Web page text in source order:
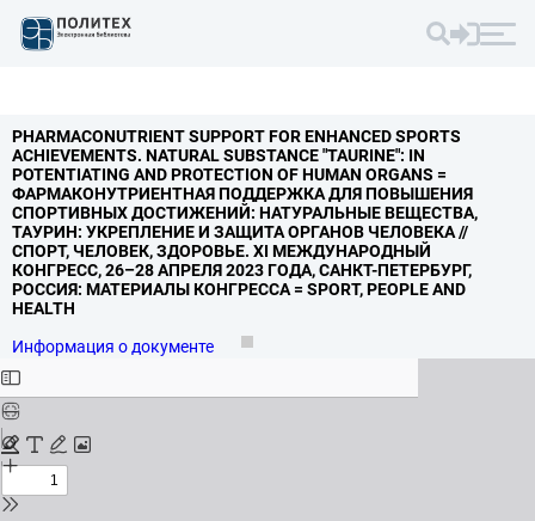
PHARMACONUTRIENT SUPPORT FOR ENHANCED SPORTS
ACHIEVEMENTS. NATURAL SUBSTANCE "TAURINE": IN
POTENTIATING AND PROTECTION OF HUMAN ORGANS =
ФАРМАКОНУТРИЕНТНАЯ ПОДДЕРЖКА ДЛЯ ПОВЫШЕНИЯ
СПОРТИВНЫХ ДОСТИЖЕНИЙ: НАТУРАЛЬНЫЕ ВЕЩЕСТВА,
ТАУРИН: УКРЕПЛЕНИЕ И ЗАЩИТА ОРГАНОВ ЧЕЛОВЕКА //
СПОРТ, ЧЕЛОВЕК,ЗДОРОВЬЕ. XI МЕЖДУНАРОДНЫЙ
КОНГРЕСС,26–28 АПРЕЛЯ 2023 ГОДА,САНКТ-ПЕТЕРБУРГ,
РОССИЯ: МАТЕРИАЛЫ КОНГРЕССА = SPORT,PEOPLE AND
HEALTH
Информация о документе